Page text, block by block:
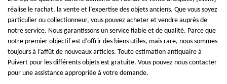
réalise le rachat, la vente et l’expertise des objets anciens. Que vous soyez
particulier ou collectionneur, vous pouvez acheter et vendre auprès de
notre service. Nous garantissons un service fiable et de qualité. Parce que
notre premier objectif est d’offrir des biens utiles, mais rare, nous sommes
toujours à l’affût de nouveaux articles. Toute estimation antiquaire à
Puivert pour les différents objets est gratuite. Vous pouvez nous contacter
pour une assistance appropriée à votre demande.